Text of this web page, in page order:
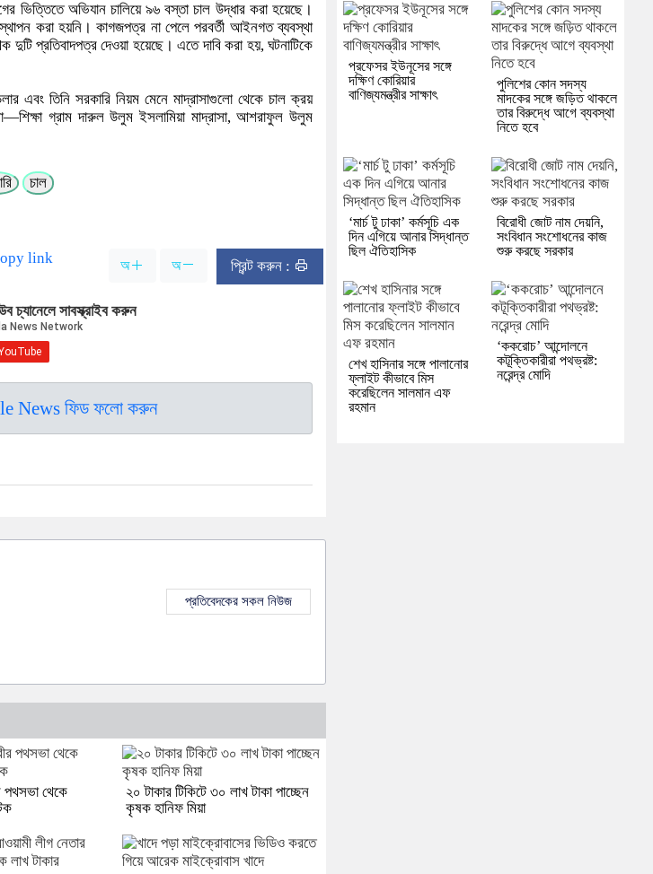
ভিত্তিতে অভিযান চালিয়ে ৯৬ বস্তা চাল উদ্ধার করা হয়েছে।
করা হয়নি। কাগজপত্র না পেলে পরবর্তী আইনগত ব্যবস্থা
প্রতিবাদপত্র দেওয়া হয়েছে। এতে দাবি করা হয়, ঘটনাটিকে
তিনি সরকারি নিয়ম মেনে মাদ্রাসাগুলো থেকে চাল ক্রয়
গ্রাম দারুল উলুম ইসলামিয়া মাদ্রাসা, আশরাফুল উলুম
চাল
অ অ প্রিন্ট করুন :
চ্যানেলে সাবস্ক্রাইব করুন
News ফিড ফলো করুন
প্রতিবেদকের সকল নিউজ
পথসভা থেকে
২০ টাকার টিকিটে ৩০ লাখ টাকা পাচ্ছেন
কৃষক হানিফ মিয়া
প্রফেসর ইউনূসের সঙ্গে
দক্ষিণ কোরিয়ার
বাণিজ্যমন্ত্রীর সাক্ষাৎ
পুলিশের কোন সদস্য
মাদকের সঙ্গে জড়িত থাকলে
তার বিরুদ্ধে আগে ব্যবস্থা
নিতে হবে
‘মার্চ টু ঢাকা’ কর্মসূচি এক
দিন এগিয়ে আনার সিদ্ধান্ত
ছিল ঐতিহাসিক
বিরোধী জোট নাম দেয়নি,
সংবিধান সংশোধনের কাজ
শুরু করছে সরকার
শেখ হাসিনার সঙ্গে পালানোর
ফ্লাইট কীভাবে মিস
করেছিলেন সালমান এফ
রহমান
‘ককরোচ’ আন্দোলনে
কটূক্তিকারীরা পথভ্রষ্ট:
নরেন্দ্র মোদি